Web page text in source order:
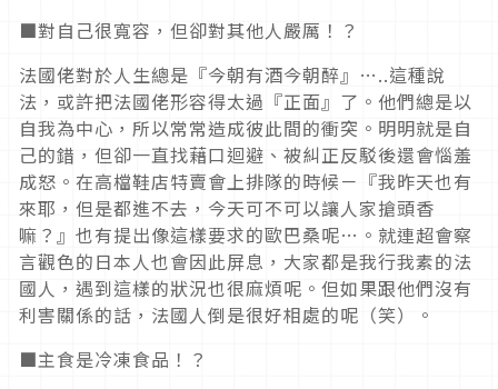
■對自己很寬容，但卻對其他人嚴厲！？
法國佬對於人生總是『今朝有酒今朝醉』…..這種說
法，或許把法國佬形容得太過『正面』了。他們總是以
自我為中心，所以常常造成彼此間的衝突。明明就是自
己的錯，但卻一直找藉口迴避、被糾正反駁後還會惱羞
成怒。在高檔鞋店特賣會上排隊的時候－『我昨天也有
來耶，但是都進不去，今天可不可以讓人家搶頭香
嘛？』也有提出像這樣要求的歐巴桑呢…。就連超會察
言觀色的日本人也會因此屏息，大家都是我行我素的法
國人，遇到這樣的狀況也很麻煩呢。但如果跟他們沒有
利害關係的話，法國人倒是很好相處的呢（笑）。
■主食是冷凍食品！？